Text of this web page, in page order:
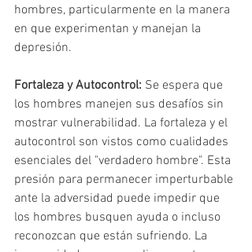
hombres, particularmente en la manera
en que experimentan y manejan la
depresión.
Fortaleza y Autocontrol: Se espera que
los hombres manejen sus desafíos sin
mostrar vulnerabilidad. La fortaleza y el
autocontrol son vistos como cualidades
esenciales del "verdadero hombre". Esta
presión para permanecer imperturbable
ante la adversidad puede impedir que
los hombres busquen ayuda o incluso
reconozcan que están sufriendo. La